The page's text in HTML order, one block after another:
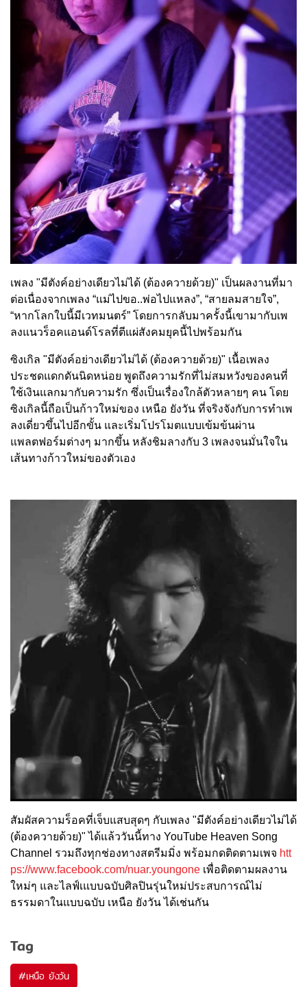
เพลง "มีตังค์อย่างเดียวไม่ได้ (ต้องควายด้วย)" เป็นผลงานที่มา
ต่อเนื่องจากเพลง “แม่ไปขอ..พ่อไปแหลง”, “สายลมสายใจ”,
“หากโลกใบนี้มีเวทมนตร์” โดยการกลับมาครั้งนี้เขามากับเพ
ลงแนวร็อคแอนด์โรลที่ตีแผ่สังคมยุคนี้ไปพร้อมกัน
ซิงเกิล "มีตังค์อย่างเดียวไม่ได้ (ต้องควายด้วย)" เนื้อเพลง
ประชดแดกดันนิดหน่อย พูดถึงความรักที่ไม่สมหวังของคนที่
ใช้เงินแลกมากับความรัก ซึ่งเป็นเรื่องใกล้ตัวหลายๆ คน โดย
ซิงเกิลนี้ถือเป็นก้าวใหม่ของ เหนือ ยังวัน ที่จริงจังกับการทำเพ
ลงเดี่ยวขึ้นไปอีกขั้น และเริ่มโปรโมตแบบเข้มข้นผ่าน
แพลตฟอร์มต่างๆ มากขึ้น หลังชิมลางกับ 3 เพลงจนมั่นใจใน
เส้นทางก้าวใหม่ของตัวเอง
สัมผัสความร็อคที่เจ็บแสบสุดๆ กับเพลง "มีตังค์อย่างเดียวไม่ได้
(ต้องควายด้วย)" ได้แล้ววันนี้ทาง YouTube Heaven Song
Channel รวมถึงทุกช่องทางสตรีมมิ่ง พร้อมกดติดตามเพจ htt
ps://www.facebook.com/nuar.youngone เพื่อติดตามผลงาน
ใหม่ๆ และไลฟ์เแบบฉบับศิลปินรุ่นใหม่ประสบการณ์ไม่
ธรรมดาในแบบฉบับ เหนือ ยังวัน ได้เช่นกัน
Tag
#เหนือ ยังวัน